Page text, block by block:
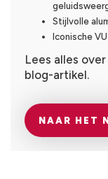
Stijlvolle
Iconische
Lees alles
blog-artikel.
NAAR HET